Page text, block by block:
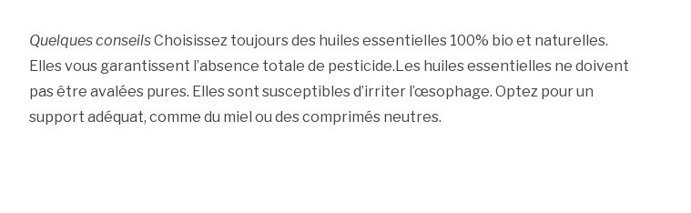
Quelques conseilsChoisissez toujours des huiles essentielles 100% bio et naturelles.
Elles vous garantissent l’absence totale de pesticide.Les huiles essentielles ne doivent
pas être avalées pures. Elles sont susceptibles d’irriter l’œsophage. Optez pour un
support adéquat, comme du miel ou des comprimés neutres.